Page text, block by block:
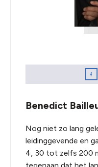
Benedict
Nog niet zo lang
leidinggevende en
4, 30 tot zelfs 200